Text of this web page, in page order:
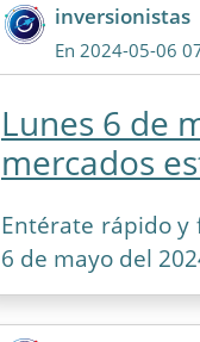
inversionistas
En 2024-05-06
Lunes 6 de
mercados
Entérate rápido y
6 de mayo del